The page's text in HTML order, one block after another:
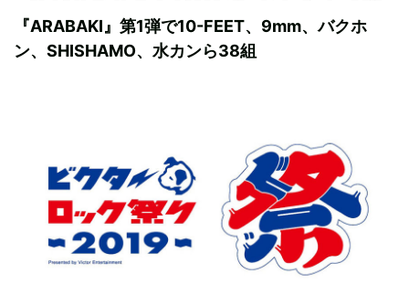
『ARABAKI』第1弾で10-FEET、9mm、バクホ
ン、SHISHAMO、水カンら38組